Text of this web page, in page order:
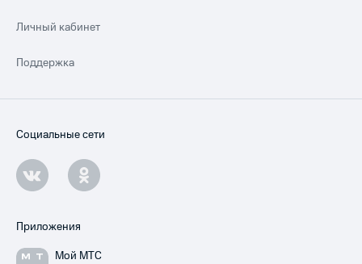
Личный кабинет
Поддержка
Социальные сети
Приложения
Мой МТС